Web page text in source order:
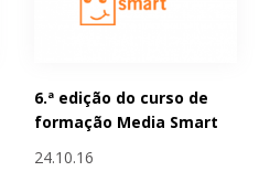
6.ª edição do curso de
formação Media Smart
24.10.16